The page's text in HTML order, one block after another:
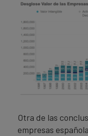
Otra de las
empresas